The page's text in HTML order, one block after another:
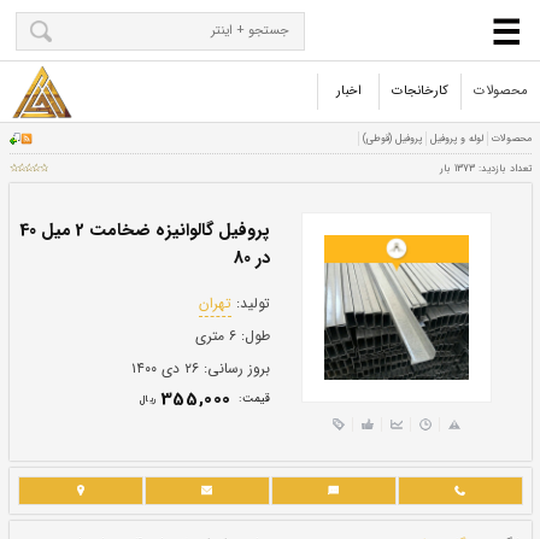
محصولات کارخانجات اخبار
در 80
تولید:تهران